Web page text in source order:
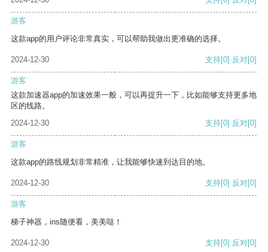
游客
这款app的用户评论非常真实，可以帮助我做出更准确的选择。
2024-12-30 支持[0] 反对[0]
游客
这款加速器app的加速效果一般，可以再提升一下，比如能够支持更多地
区的线路。
2024-12-30
支持[0] 反对[0]
游客
这款app的路线规划非常精准，让我能够快速到达目的地。
2024-12-30 支持[0] 反对[0]
游客
梯子神器，ins随便看，美美哒！
2024-12-30 支持[0] 反对[0]